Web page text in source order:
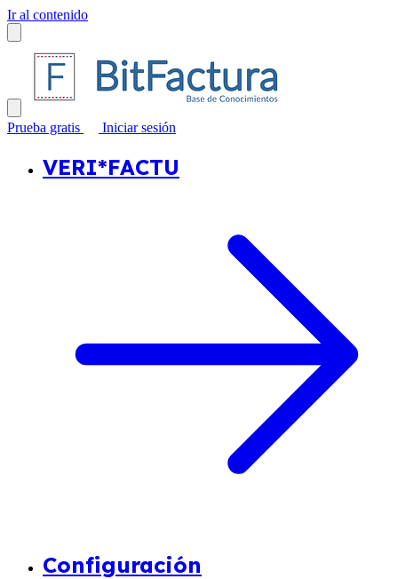
Ir al contenido
Prueba gratis Iniciar sesión
VERI*FACTU
Configuración